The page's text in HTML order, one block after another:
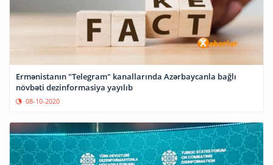
Ermənistanın "Telegram" kanallarında Azərbaycanla bağlı
növbəti dezinformasiya yayılıb
08-10-2020